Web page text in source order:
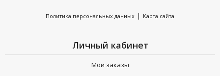
Политика персональных данных | Карта сайта
Личный кабинет
Мои заказы